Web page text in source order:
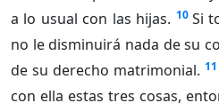
a lo usual con las hijas. 10 Si
no le disminuirá nada de su
de su derecho matrimonial. 11
con ella estas tres cosas,